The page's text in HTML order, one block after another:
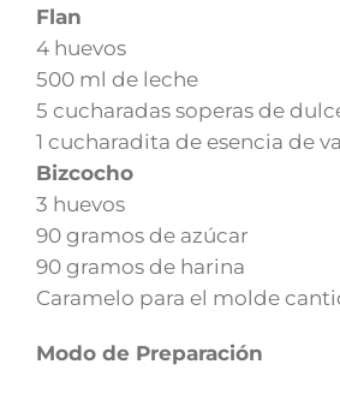
Flan
4 huevos
500 ml de leche
5 cucharadas soperas de
1 cucharadita de esencia de
Bizcocho
3 huevos
90 gramos de azúcar
90 gramos de harina
Caramelo para el molde
Modo de Preparación